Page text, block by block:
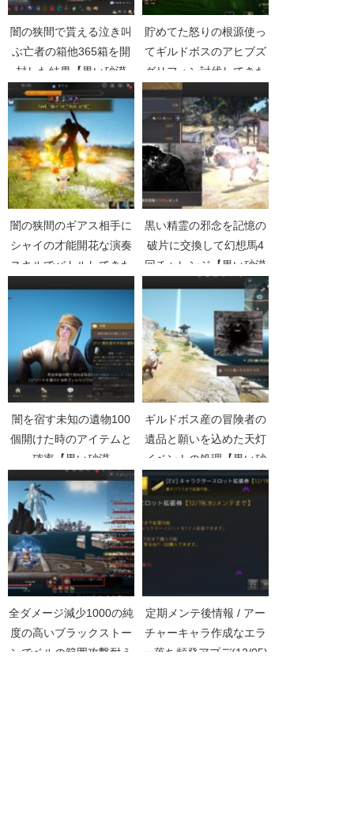
闇の狭間で貰える泣き叫
ぶ亡者の箱他365箱を開
封した結果【黒い砂漠
Part5125】
貯めてた怒りの根源使っ
てギルドボスのアヒブズ
グリフォン討伐してきた
【黒い砂漠Part1863】
闇の狭間のギアス相手に
シャイの才能開花な演奏
スキルでバトルしてきた
黒い精霊の邪念を記憶の
破片に交換して幻想馬4
回チャレンジ【黒い砂漠
Part3963】
闇を宿す未知の遺物100
個開けた時のアイテムと
確率【黒い砂漠
Part3290】
ギルドボス産の冒険者の
遺品と願いを込めた天灯
イベントの処理【黒い砂
漠Part3776】
全ダメージ減少1000の純
度の高いブラックストー
ンでベルの範囲攻撃耐え
定期メンテ後情報 / アー
チャーキャラ作成なエラ
ー落ち頻発アプデ(12/05)